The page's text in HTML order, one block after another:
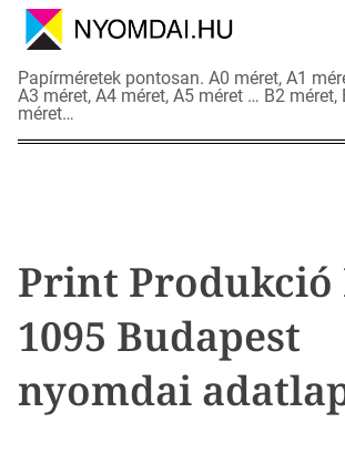
N
y
o
m
t
a
Papírméretek pontosan. A0 méret, A1
A3 méret, A4 méret, A5 méret … B2 méret,
méret…
Print Produkció
1095 Budapest
nyomdai